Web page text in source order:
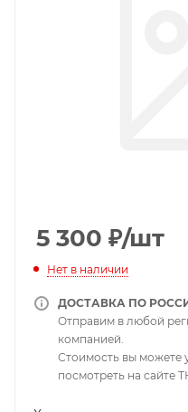
5 300 ₽/шт
Нет в наличии
ДОСТАВКА ПО
Отправим в любой
компанией.
Стоимость вы можете
посмотреть на сайте